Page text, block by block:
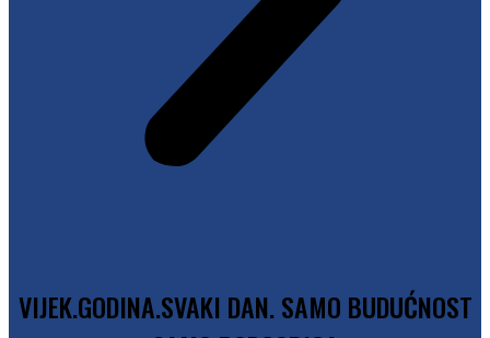
VIJEK.GODINA.SVAKI DAN.SAMO BUDUĆNOST